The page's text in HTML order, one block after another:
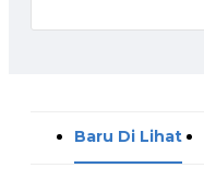
Baru Di Lihat